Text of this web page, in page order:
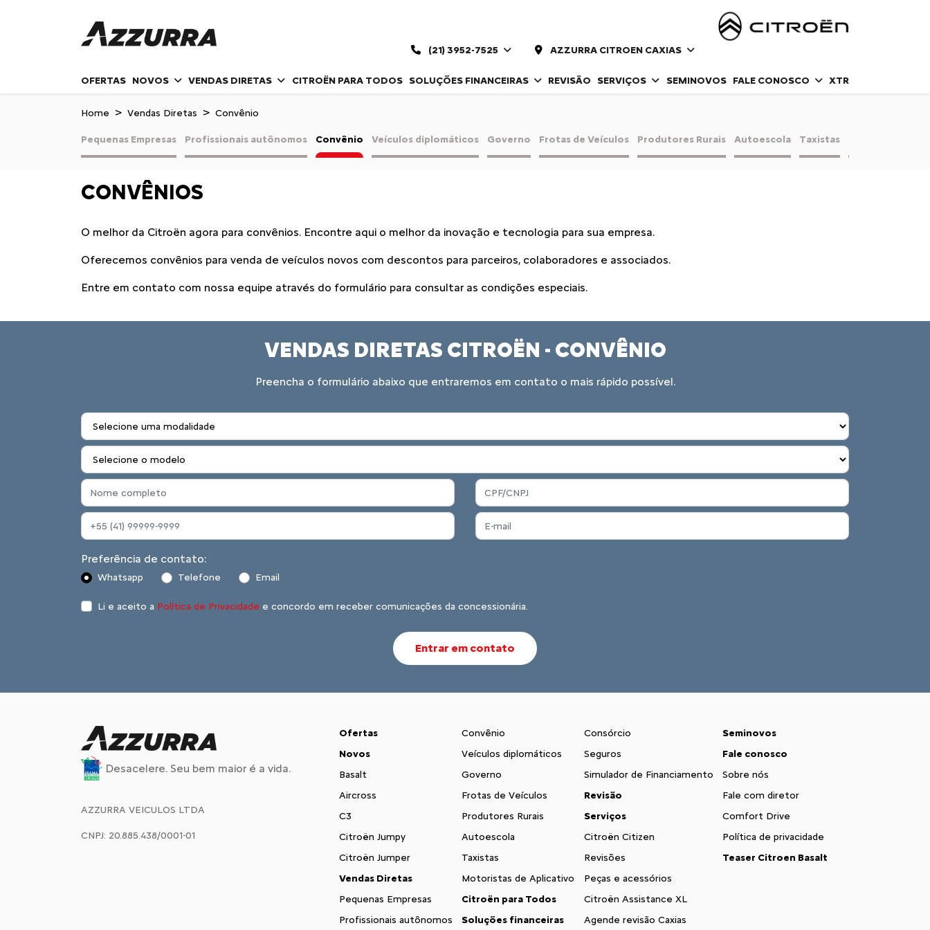
(21) 3952-7525 AZZURRA CITROEN CAXIAS
OFERTAS NOVOS VENDAS DIRETAS CITROËN PARA TODOS SOLUÇÕES FINANCEIRAS REVISÃO SERVIÇOS SEMINOVOS FALE CONOSCO XTR
Home Vendas Diretas Convênio
Pequenas Empresas Profissionais autônomos Convênio Veículos diplomáticos Governo Frotas de Veículos Produtores Rurais Autoescola Taxistas
CONVÊNIOS
O melhor da Citroën agora para convênios. Encontre aqui o melhor da inovação e tecnologia para sua empresa.
Oferecemos convênios para venda de veículos novos com descontos para parceiros, colaboradores e associados.
Entre em contato com nossa equipe através do formulário para consultar as condições especiais.
VENDAS DIRETAS CITROËN - CONVÊNIO
Preencha o formulário abaixo que entraremos em contato o mais rápido possível.
Preferência de contato:
Whatsapp Telefone Email
Li e aceito a Política de Privacidade e concordo em receber comunicações da concessionária.
Entrar em contato
Desacelere. Seu bem maior é a vida.
AZZURRA VEICULOS LTDA
CNPJ: 20.885.438/0001-01
Ofertas
Novos
Basalt
Aircross
C3
Citroën Jumpy
Citroën Jumper
Vendas Diretas
Pequenas Empresas
Profissionais autônomos
Convênio
Veículos diplomáticos
Governo
Frotas de Veículos
Produtores Rurais
Autoescola
Taxistas
Motoristas de Aplicativo
Citroën para Todos
Soluções financeiras
Consórcio
Seguros
Simulador de Financiamento
Revisão
Serviços
Citroën Citizen
Revisões
Peças e acessórios
Citroën Assistance XL
Agende revisão Caxias
Seminovos
Fale conosco
Sobre nós
Fale com diretor
Comfort Drive
Política de privacidade
Teaser Citroen Basalt